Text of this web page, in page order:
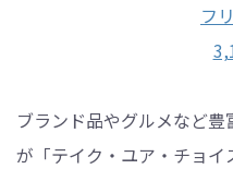
フ
ブランド品やグルメなど
が「テイク・ユア・チョ